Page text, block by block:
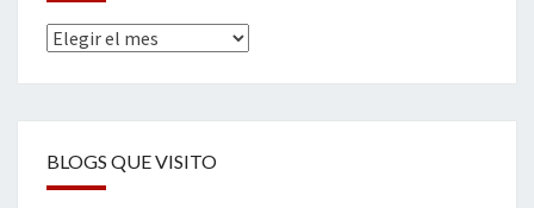
Archivos
BLOGS QUE VISITO